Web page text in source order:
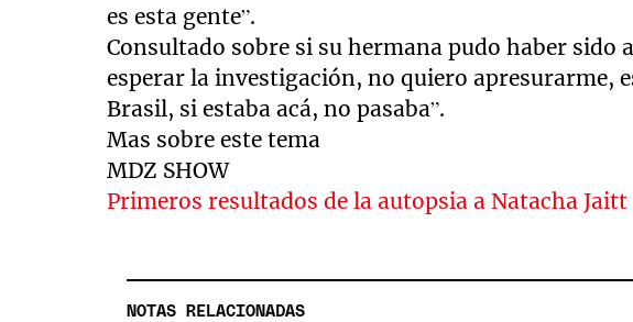
es esta gente”.
Consultado sobre si su hermana pudo haber sido
esperar la investigación, no quiero apresurarme,
Brasil, si estaba acá, no pasaba”.
Mas sobre este tema
MDZ SHOW
Primeros resultados de la autopsia a Natacha Jaitt
NOTAS RELACIONADAS